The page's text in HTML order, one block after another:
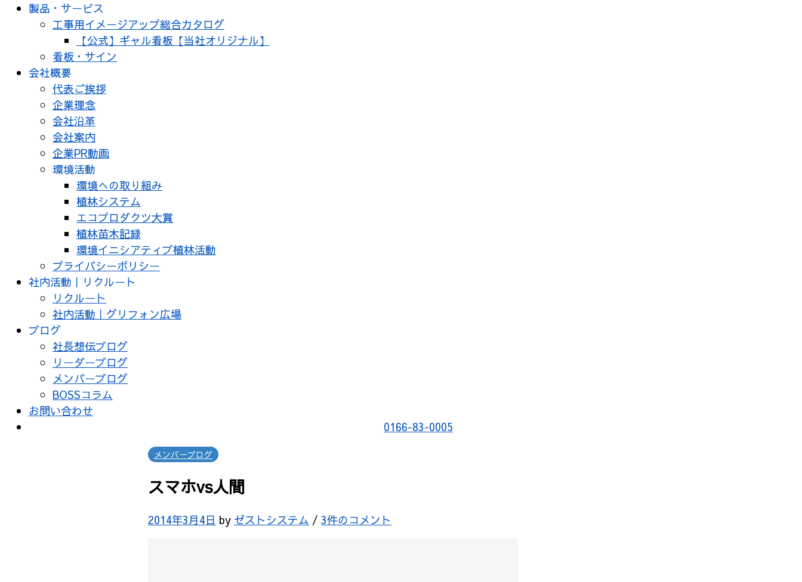
製品・サービス
工事用イメージアップ総合カタログ
【公式】ギャル看板【当社オリジナル】
看板・サイン
会社概要
代表ご挨拶
企業理念
会社沿革
会社案内
企業PR動画
環境活動
環境への取り組み
植林システム
エコプロダクツ大賞
植林苗木記録
環境イニシアティブ植林活動
プライバシーポリシー
社内活動｜リクルート
リクルート
社内活動｜グリフォン広場
ブログ
社長想伝ブログ
リーダーブログ
メンバーブログ
BOSSコラム
お問い合わせ
0166-83-0005
メンバーブログ
スマホvs人間
2014年3月4日 by ゼストシステム / 3件のコメント